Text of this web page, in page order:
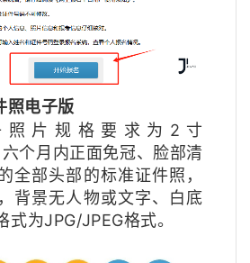
照电子版
照片规格要求为2寸
个月内正面免冠、脸部清
全部头部的标准证件照，
背景无人物或文字、白底
式为JPG/JPEG格式。